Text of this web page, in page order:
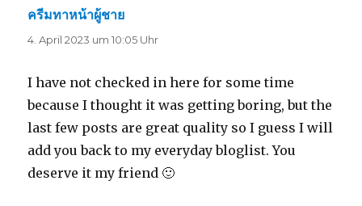
ครีมทาหน้าผู้ชาย
4. April 2023 um 10:05 Uhr
I have not checked in here for some time
because I thought it was getting boring, but the
last few posts are great quality so I guess I will
add you back to my everyday bloglist. You
deserve it my friend 🙂